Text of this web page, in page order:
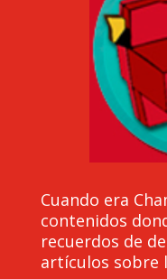
Cuando era
contenidos
recuerdos de
artículos sobre